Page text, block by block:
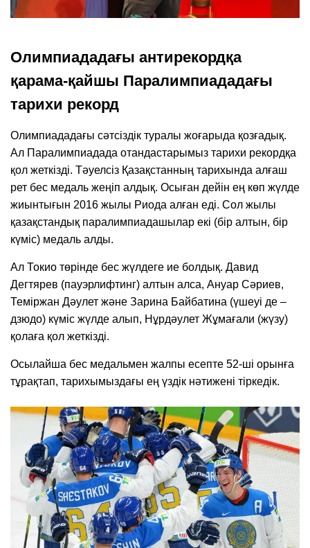
Олимпиададағы антирекордқа
қарама-қайшы Паралимпиададағы
тарихи рекорд
Олимпиададағы сәтсіздік туралы жоғарыда қозғадық.
Ал Паралимпиадада отандастарымыз тарихи рекордқа
қол жеткізді. Тәуелсіз Қазақстанның тарихында алғаш
рет бес медаль жеңіп алдық. Осыған дейін ең көп жүлде
жиынтығын 2016 жылы Риода алған еді. Сол жылы
қазақстандық паралимпиадашылар екі (бір алтын, бір
күміс) медаль алды.
Ал Токио төрінде бес жүлдеге ие болдық. Давид
Дегтярев (пауэрлифтинг) алтын алса, Ануар Сәриев,
Теміржан Дәулет және Зарина Байбатина (үшеуі де –
дзюдо) күміс жүлде алып, Нұрдәулет Жұмағали (жүзу)
қолаға қол жеткізді.
Осылайша бес медальмен жалпы есепте 52-ші орынға
тұрақтап, тарихымыздағы ең үздік нәтижені тіркедік.